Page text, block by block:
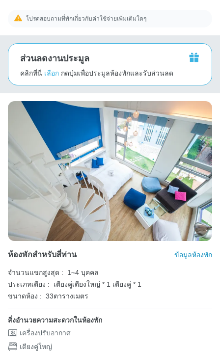
โปรดสอบถามที่พักเกี่ยวกับค่าใช้จ่ายเพิ่มเติมใดๆ
ส่วนลดงานประมูล
คลิกที่นี่ เลือก กดปุ่มเพื่อประมูลห้องพักและรับส่วนลด
ห้องพักสำหรับสี่ท่าน ข้อมูลห้องพัก
จำนวนแขกสูงสุด :
1~4 บุคคล
ประเภทเตียง :
เตียงคู่เตียงใหญ่ * 1 เตียงคู่ * 1
ขนาดห้อง : 33ตารางเมตร
สิ่งอำนวยความสะดวกในห้องพัก
เครื่องปรับอากาศ
เตียงคู่ใหญ่